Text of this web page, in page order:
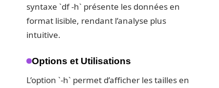
syntaxe `df -h` présente les données en
format lisible, rendant l’analyse plus
intuitive.
Options et Utilisations
L’option `-h` permet d’afficher les tailles en